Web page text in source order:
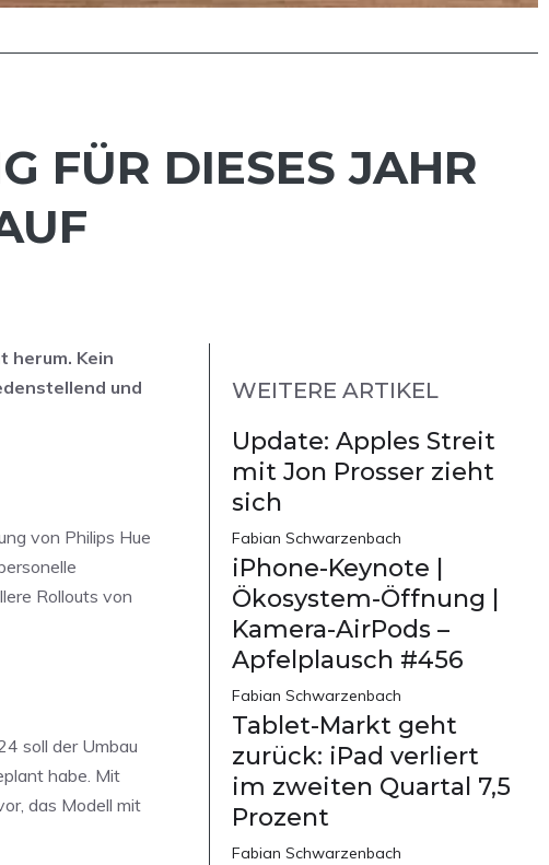
FÜR DIESES JAHR
herum. Kein
und
von Philips Hue
Rollouts von
soll der Umbau
habe. Mit
das Modell mit
WEITERE ARTIKEL
Update: Apples Streit
mit Jon Prosser zieht
sich
Fabian Schwarzenbach
iPhone-Keynote |
Ökosystem-Öffnung |
Kamera-AirPods –
Apfelplausch #456
Fabian Schwarzenbach
Tablet-Markt geht
zurück: iPad verliert
im zweiten Quartal 7,5
Prozent
Fabian Schwarzenbach